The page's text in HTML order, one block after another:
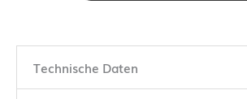
Technische Daten